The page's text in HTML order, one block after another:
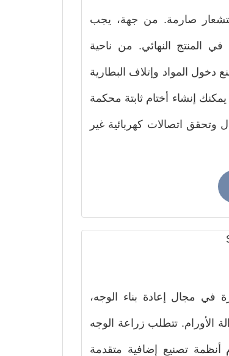
صارمة. من جهة، يجب
المنتج النهائي. من ناحية
المواد وإتلاف البطارية
يمكنك إنشاء أختام ثابتة محكمة
وتحقق اتصالات كهربائية غير
في مجال إعادة بناء الوجه،
الأورام. تتطلب زراعة الوجه
تصنيع إضافية متقدمة